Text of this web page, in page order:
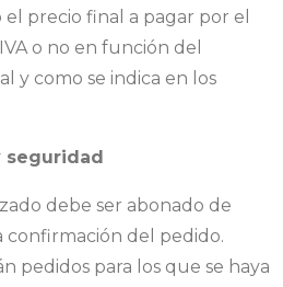
precio final a pagar por el
o no en función del
y como se indica en los
seguridad
debe ser abonado de
confirmación del pedido.
pedidos para los que se haya